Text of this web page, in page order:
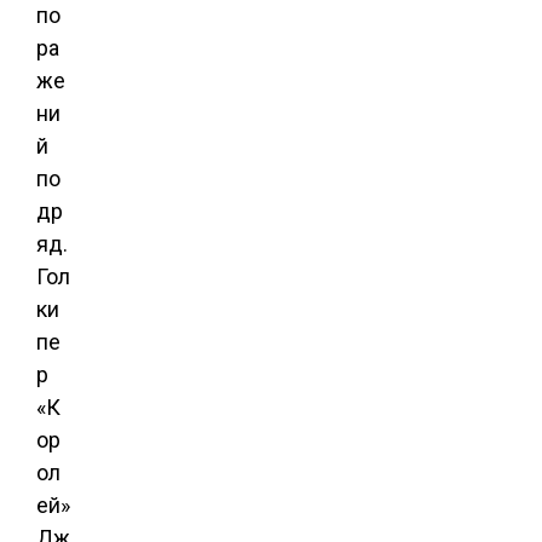
по
ра
же
ни
й
по
др
яд.
Гол
ки
пе
р
«К
ор
ол
ей»